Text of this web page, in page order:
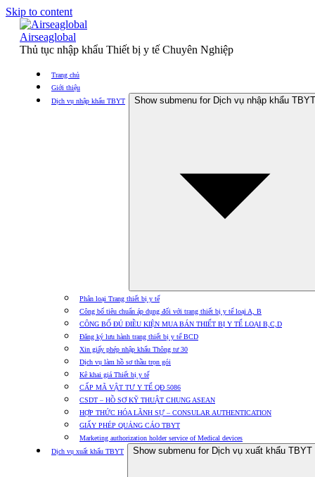
Skip to content
Airseaglobal
Thủ tục nhập khẩu Thiết bị y tế Chuyên Nghiệp
Trang chủ
Giới thiệu
Dịch vụ nhập khẩu TBYT
Show submenu for Dịch vụ nhập khẩu TBYT
Phân loại Trang thiết bị y tế
Công bố tiêu chuẩn áp dụng đối với trang thiết bị y tế loại A, B
CÔNG BỐ ĐỦ ĐIỀU KIỆN MUA BÁN THIẾT BỊ Y TẾ LOẠI B,C,D
Đăng ký lưu hành trang thiết bị y tế BCD
Xin giấy phép nhập khẩu Thông tư 30
Dịch vụ làm hồ sơ thầu trọn gói
Kê khai giá Thiết bị y tế
CẤP MÃ VẬT TƯ Y TẾ QĐ 5086
CSDT – HỒ SƠ KỸ THUẬT CHUNG ASEAN
HỢP THỨC HÓA LÃNH SỰ – CONSULAR AUTHENTICATION
GIẤY PHÉP QUẢNG CÁO TBYT
Marketing authorization holder service of Medical devices
Dịch vụ xuất khẩu TBYT
Show submenu for Dịch vụ xuất khẩu TBYT